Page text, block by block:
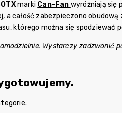
marki Can-Fan wyróżniają się
a całość zabezpieczono
którego można się spodziewać
Wystarczy zadzwonić